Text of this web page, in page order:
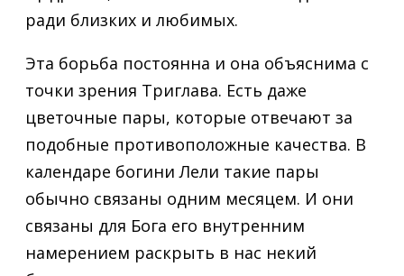
ради близких и любимых.
Эта борьба постоянна и она объяснима с
точки зрения Триглава. Есть даже
цветочные пары, которые отвечают за
подобные противоположные качества. В
календаре богини Лели такие пары
обычно связаны одним месяцем. И они
связаны для Бога его внутренним
намерением раскрыть в нас некий